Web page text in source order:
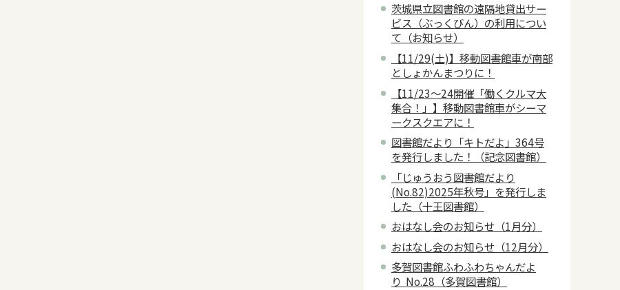
茨城県立図書館の遠隔地貸出サー
ビス（ぶっくびん）の利用につい
て（お知らせ）
【11/29(土)】移動図書館車が南部
としょかんまつりに！
【11/23～24開催「働くクルマ大
集合！」】移動図書館車がシーマ
ークスクエアに！
図書館だより「キトだよ」364号
を発行しました！（記念図書館）
「じゅうおう図書館だより
(No.82)2025年秋号」を発行しま
した（十王図書館）
おはなし会のお知らせ（1月分）
おはなし会のお知らせ（12月分）
多賀図書館ふわふわちゃんだよ
り No.28（多賀図書館）